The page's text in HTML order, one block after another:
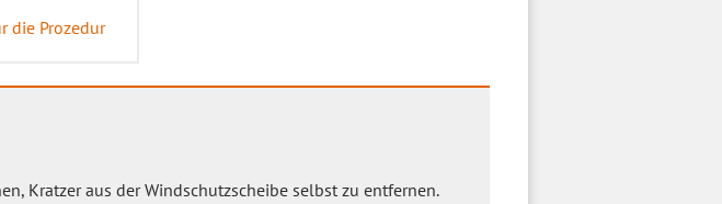
die Prozedur
Kratzer aus der Windschutzscheibe selbst zu entfernen.